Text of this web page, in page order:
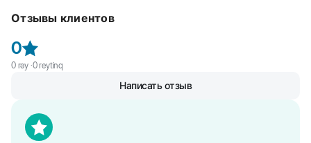
собак. Не сковывает движения и питомцу в ней
регулируется.
Отзывы клиентов
0
0rəy ·0reytinq
Написать отзыв